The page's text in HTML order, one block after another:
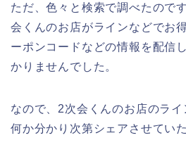
ただ、色々と検索で調べたので
会くんのお店がラインなどでお
ーポンコードなどの情報を配信
かりませんでした。
なので、2次会くんのお店のラ
何か分かり次第シェアさせてい